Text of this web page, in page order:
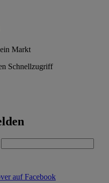
Markt
Schnellzugriff
auf Facebook